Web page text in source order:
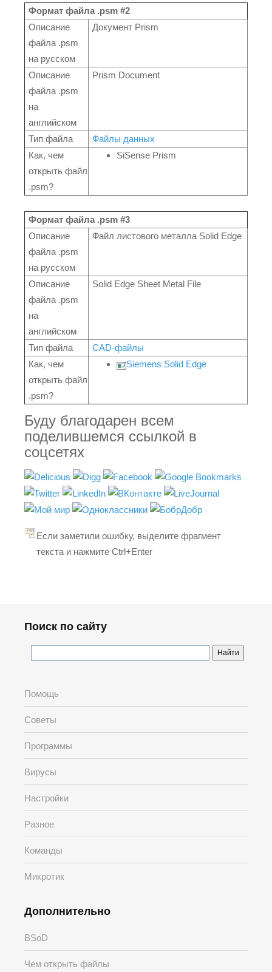
Формат файла .psm #2
Описание
файла .psm
на русском
Документ Prism
Описание
файла .psm
на
английском
Prism Document
Тип файла
Файлы данных
Как, чем
открыть файл
.psm?
SiSense Prism
Формат файла .psm #3
Описание
файла .psm
на русском
Файл листового металла Solid Edge
Описание
файла .psm
на
английском
Solid Edge Sheet Metal File
Тип файла
CAD-файлы
Как, чем
открыть файл
.psm?
Siemens Solid Edge
Буду благодарен всем
поделившемся ссылкой в
соцсетях
Если заметили ошибку, выделите фрагмент
текста и нажмите Ctrl+Enter
Поиск по сайту
Помощь
Советы
Программы
Вирусы
Настройки
Разное
Команды
Микротик
Дополнительно
BSoD
Чем открыть файлы